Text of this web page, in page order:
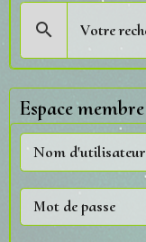
Espace membre